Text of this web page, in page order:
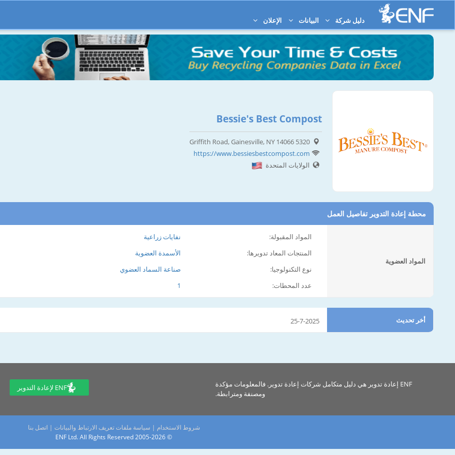
دليل شركة البيانات الإعلان
Bessie's Best Compost
5320 Griffith Road, ​​Gainesville, NY 14066
https://www.bessiesbestcompost.com
الولايات المتحدة
محطة إعادة التدوير تفاصيل العمل
المواد العضوية
المواد المقبولة:
نفايات زراعية
المنتجات المعاد تدويرها:
الأسمدة العضوية
نوع التكنولوجيا:
صناعة السماد العضوي
عدد المحطات:
1
أخر تحديث 25-7-2025
ENF إعادة تدوير هي دليل متكامل شركات إعادة تدوير. فالمعلومات مؤكدة
ومصنفة ومترابطة.
ENF لإعادة التدوير
شروط الاستخدام | سياسة ملفات تعريف الارتباط والبيانات |اتصل بنا
© 2005-2026 ENF Ltd. All Rights Reserved